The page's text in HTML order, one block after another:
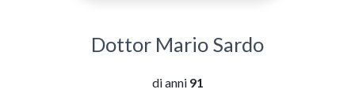
Dottor Mario Sardo
di anni 91